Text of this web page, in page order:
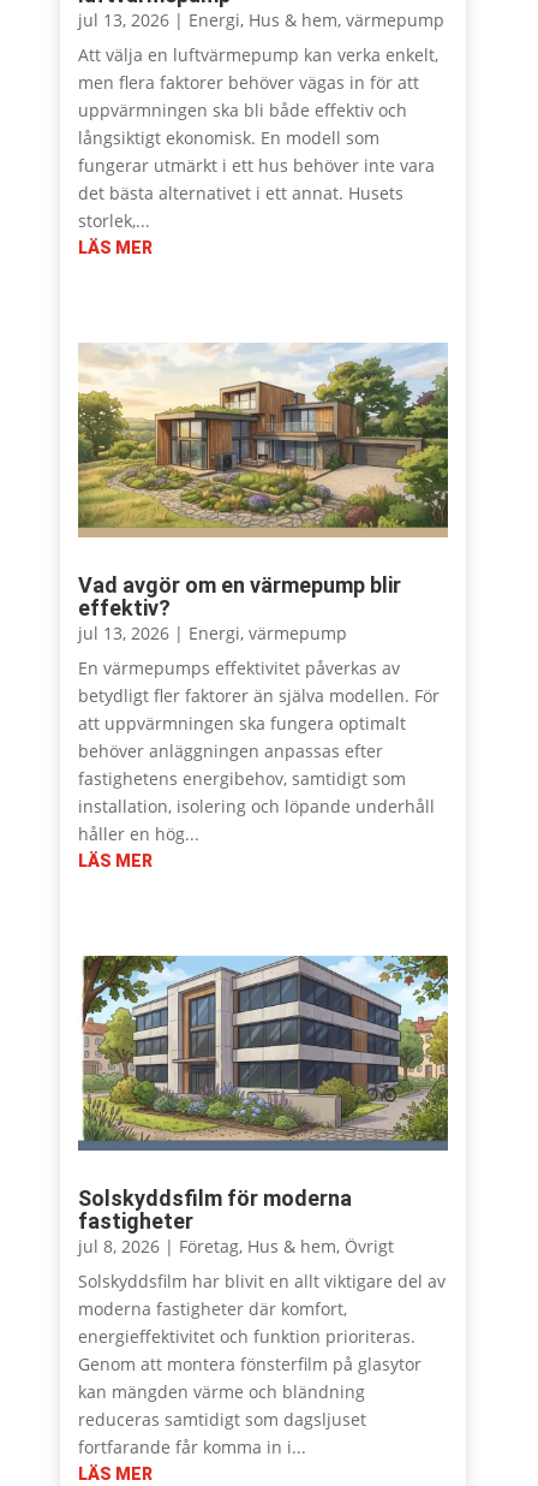
jul 13, 2026| Energi, Hus & hem, värmepump
Att välja en luftvärmepump kan verka enkelt,
men flera faktorer behöver vägas in för att
uppvärmningen ska bli både effektiv och
långsiktigt ekonomisk. En modell som
fungerar utmärkt i ett hus behöver inte vara
det bästa alternativet i ett annat. Husets
storlek,...
LÄS MER
Vad avgör om en värmepump blir
effektiv?
jul 13, 2026| Energi, värmepump
En värmepumps effektivitet påverkas av
betydligt fler faktorer än själva modellen. För
att uppvärmningen ska fungera optimalt
behöver anläggningen anpassas efter
fastighetens energibehov, samtidigt som
installation, isolering och löpande underhåll
håller en hög...
LÄS MER
Solskyddsfilm för moderna
fastigheter
jul 8, 2026| Företag, Hus & hem, Övrigt
Solskyddsfilm har blivit en allt viktigare del av
moderna fastigheter där komfort,
energieffektivitet och funktion prioriteras.
Genom att montera fönsterfilm på glasytor
kan mängden värme och bländning
reduceras samtidigt som dagsljuset
fortfarande får komma in i...
LÄS MER